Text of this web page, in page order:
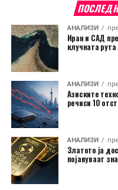
АНАЛИЗИ
Иран и САД
клучната
АНАЛИЗИ
Азиските
речиси 10
АНАЛИЗИ
Златото ја
појавуваат